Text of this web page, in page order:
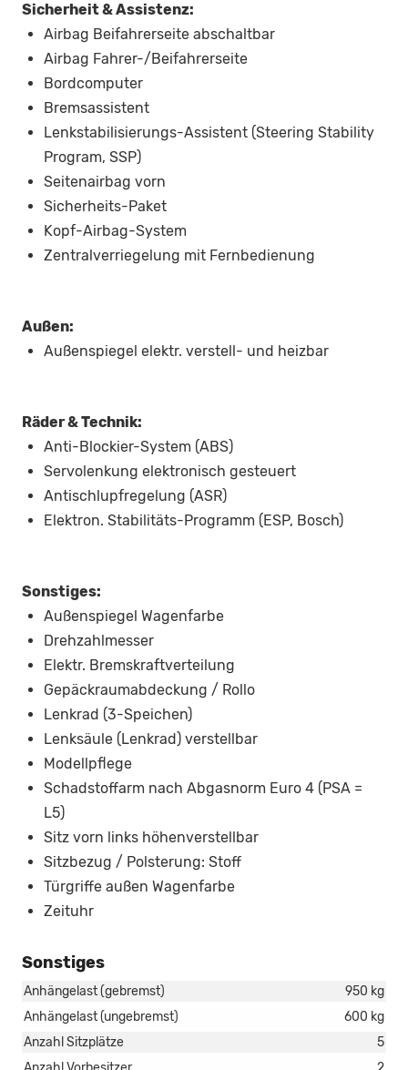
Sicherheit & Assistenz:
Airbag Beifahrerseite abschaltbar
Airbag Fahrer-/Beifahrerseite
Bordcomputer
Bremsassistent
Lenkstabilisierungs-Assistent (Steering Stability
Program, SSP)
Seitenairbag vorn
Sicherheits-Paket
Kopf-Airbag-System
Zentralverriegelung mit Fernbedienung
Außen:
Außenspiegel elektr. verstell- und heizbar
Räder & Technik:
Anti-Blockier-System (ABS)
Servolenkung elektronisch gesteuert
Antischlupfregelung (ASR)
Elektron. Stabilitäts-Programm (ESP, Bosch)
Sonstiges:
Außenspiegel Wagenfarbe
Drehzahlmesser
Elektr. Bremskraftverteilung
Gepäckraumabdeckung / Rollo
Lenkrad (3-Speichen)
Lenksäule (Lenkrad) verstellbar
Modellpflege
Schadstoffarm nach Abgasnorm Euro 4 (PSA =
L5)
Sitz vorn links höhenverstellbar
Sitzbezug / Polsterung: Stoff
Türgriffe außen Wagenfarbe
Zeituhr
Sonstiges
Anhängelast (gebremst)
950 kg
Anhängelast (ungebremst)
600 kg
Anzahl Sitzplätze
5